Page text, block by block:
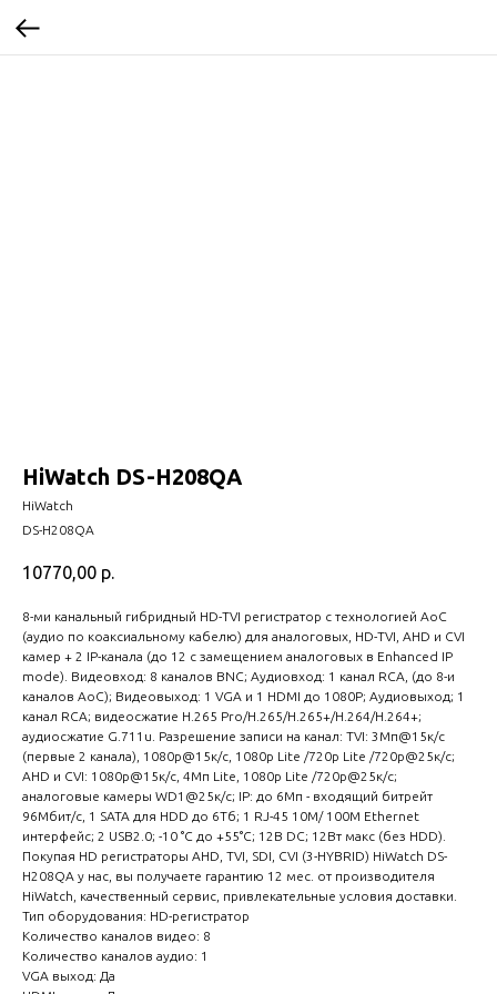
HiWatch DS-H208QA
HiWatch
DS-H208QA
10770,00 р.
8-ми канальный гибридный HD-TVI регистратор c технологией AoC
(аудио по коаксиальному кабелю) для аналоговых, HD-TVI, AHD и CVI
камер + 2 IP-канала (до 12 с замещением аналоговых в Enhanced IP
mode). Видеовход: 8 каналов BNC; Аудиовход: 1 канал RCA, (до 8-и
каналов AoC); Видеовыход: 1 VGA и 1 HDMI до 1080Р; Аудиовыход; 1
канал RCA; видеосжатие H.265 Pro/H.265/H.265+/H.264/H.264+;
аудиосжатие G.711u. Разрешение записи на канал: TVI: 3Мп@15к/с
(первые 2 канала), 1080p@15к/с, 1080p Lite /720p Lite /720p@25к/с;
AHD и CVI: 1080p@15к/с, 4Мп Lite, 1080p Lite /720p@25к/с;
аналоговые камеры WD1@25к/с; IP: до 6Мп - входящий битрейт
96Мбит/с, 1 SATA для HDD до 6Тб; 1 RJ-45 10M/ 100M Ethernet
интерфейс; 2 USB2.0; -10 °C до +55°C; 12В DC; 12Вт макс (без HDD).
Покупая HD регистраторы AHD, TVI, SDI, CVI (3-HYBRID) HiWatch DS-
H208QA у нас, вы получаете гарантию 12 мес. от производителя
HiWatch, качественный сервис, привлекательные условия доставки.
Тип оборудования: HD-регистратор
Количество каналов видео: 8
Количество каналов аудио: 1
VGA выход: Да